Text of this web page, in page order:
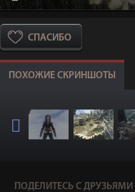
СПАСИБО
ПОХОЖИЕ СКРИНШОТЫ
ПОДЕЛИТЕСЬ С ДРУЗЬЯМИ